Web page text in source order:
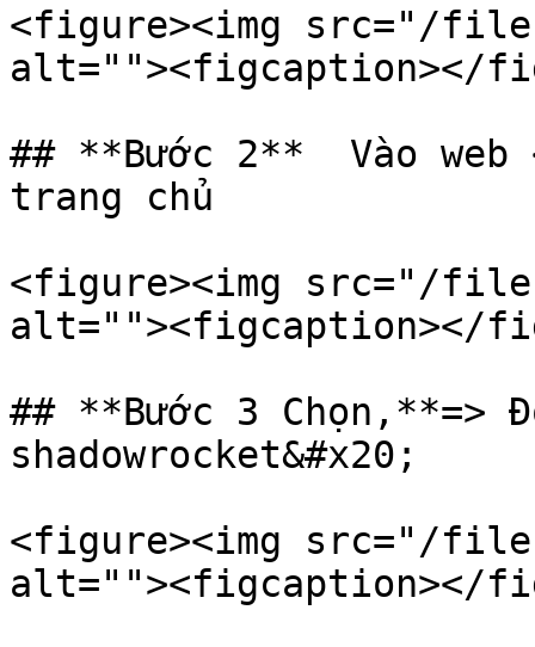
<figure><img src="/
alt=""><figcaption></
## **Bước 2**  Vào
trang chủ
<figure><img src="/files/
alt=""><figcaption></
## **Bước 3 Chọn,**=>
shadowrocket&#x20;
<figure><img src="/files/
alt=""><figcaption></